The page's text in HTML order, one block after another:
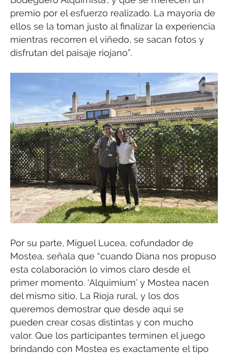
premio por el esfuerzo realizado. La mayoría de
ellos se la toman justo al finalizar la experiencia
mientras recorren el viñedo, se sacan fotos y
disfrutan del paisaje riojano”.
Por su parte, Miguel Lucea, cofundador de
Mostea, señala que “cuando Diana nos propuso
esta colaboración lo vimos claro desde el
primer momento. ‘Alquimium’ y Mostea nacen
del mismo sitio, La Rioja rural, y los dos
queremos demostrar que desde aquí se
pueden crear cosas distintas y con mucho
valor. Que los participantes terminen el juego
brindando con Mostea es exactamente el tipo